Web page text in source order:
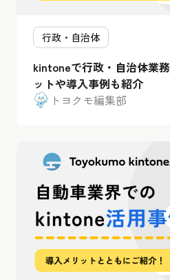
行政・自治体
kintoneで行政・自治体業
ットや導入事例も紹介
トヨクモ編集部